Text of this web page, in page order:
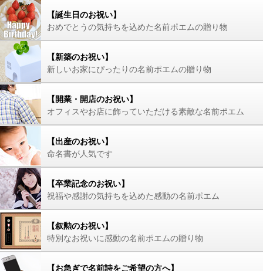
【誕生日のお祝い】
おめでとうの気持ちを込めた名前ポエムの贈り物
【新築のお祝い】
新しいお家にぴったりの名前ポエムの贈り物
【開業・開店のお祝い】
オフィスやお店に飾っていただける素敵な名前ポエム
【出産のお祝い】
命名書が人気です
【卒業記念のお祝い】
祝福や感謝の気持ちを込めた感動の名前ポエム
【叙勲のお祝い】
特別なお祝いに感動の名前ポエムの贈り物
【お急ぎで名前詩をご希望の方へ】